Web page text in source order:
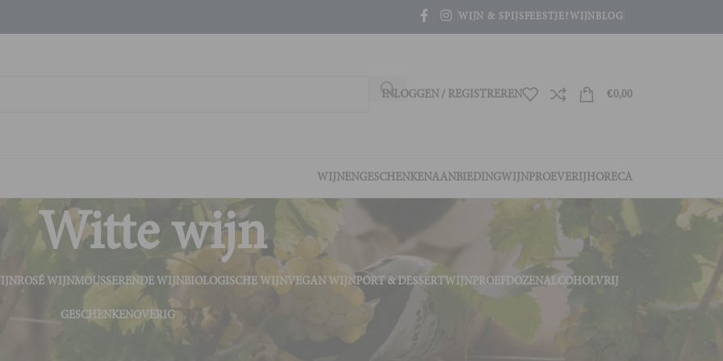
WIJN & SPIJS FEESTJE?WIJNBLOG
INLOGGEN / REGISTREREN €0,00
WIJNENGESCHENKENAANBIEDINGWIJNPROEVERIJHORECA
Witte wijn
ROSÉ WIJNMOUSSERENDE WIJNBIOLOGISCHE WIJNVEGAN WIJNPORT & DESSERTWIJNPROEFDOZENALCOHOLVRIJ
GESCHENKENOVERIG
24